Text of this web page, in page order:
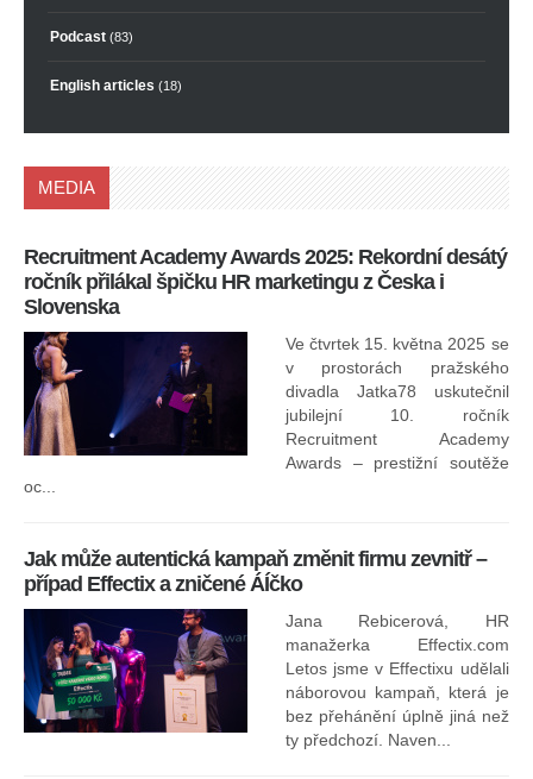
Podcast (83)
English articles (18)
MEDIA
Recruitment Academy Awards 2025: Rekordní desátý
ročník přilákal špičku HR marketingu z Česka i
Slovenska
Ve čtvrtek 15. května 2025 se
v prostorách pražského
divadla Jatka78 uskutečnil
jubilejní 10. ročník
Recruitment Academy
Awards – prestižní soutěže
oc...
Jak může autentická kampaň změnit firmu zevnitř –
případ Effectix a zničené ÁÍčko
Jana Rebicerová, HR
manažerka Effectix.com
Letos jsme v Effectixu udělali
náborovou kampaň, která je
bez přehánění úplně jiná než
ty předchozí. Naven...